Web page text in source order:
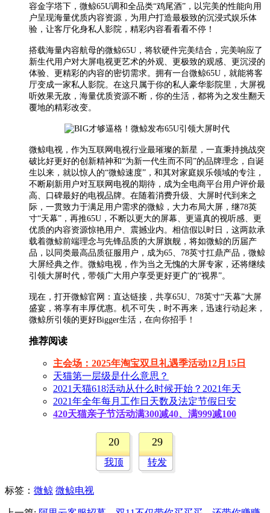
容金字塔下，微鲸65U调和全品类“鸡尾酒”，以完美的性能向用
户呈现海量优质内容资源，为用户打造最极致的沉浸式娱乐体
验，让客厅化身私人影院，精彩内容看看看不停！
搭载海量内容航母的微鲸65U，将软硬件完美结合，完美响应了
新生代用户对大屏电视更艺术的外观、更极致的观感、更沉浸的
体验、更精彩的内容的密切需求。拥有一台微鲸65U，就能将客
厅变成一家私人影院。在这只属于你的私人豪华影院里，大屏视
听效果无敌，海量优质资源不断，你的生活，都将为之发生翻天
覆地的精彩改变。
微鲸电视，作为互联网电视行业最璀璨的新星，一直秉持挑战突
破比好更好的创新精神和“为新一代生而不同”的品牌理念，自诞
生以来，就以惊人的“微鲸速度”，和其对家庭娱乐领域的专注，
不断刷新用户对互联网电视的期待，成为全电商平台用户评价最
高、口碑最好的电视品牌。在随着消费升级、大屏时代到来之
际，一贯致力于满足用户需求的微鲸，大力布局大屏，继78英
寸“天幕”，再推65U，不断以更大的屏幕、更逼真的视听感、更
优质的内容资源惊艳用户、震撼业内。相信假以时日，这两款承
载着微鲸前端理念与先锋品质的大屏旗舰，将如微鲸的历届产
品，以同类最高品质征服用户，成为65、78英寸扛鼎产品，微鲸
大屏经典之作。微鲸电视，作为当之无愧的大屏专家，还将继续
引领大屏时代，带领广大用户享受更好更广的“视界”。
现在，打开微鲸官网：直达链接，共享65U、78英寸“天幕”大屏
盛宴，将享有丰厚优惠。机不可失，时不再来，迅速行动起来，
微鲸所引领的更好Bigger生活，在向你招手！
推荐阅读
主会场：2025年淘宝双旦礼遇季活动12月15日
天猫第一层级是什么意思？
2021天猫618活动从什么时候开始？2021年天
2021年全年每月工作日天数及法定节假日安
420天猫亲子节活动满300减40、满999减100
20
我顶
29
转发
标签 ： 微鲸 微鲸电视